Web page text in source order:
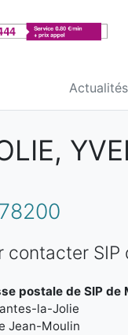
Actualités
contacter
postale de SIP de
la-Jolie
Jean-Moulin